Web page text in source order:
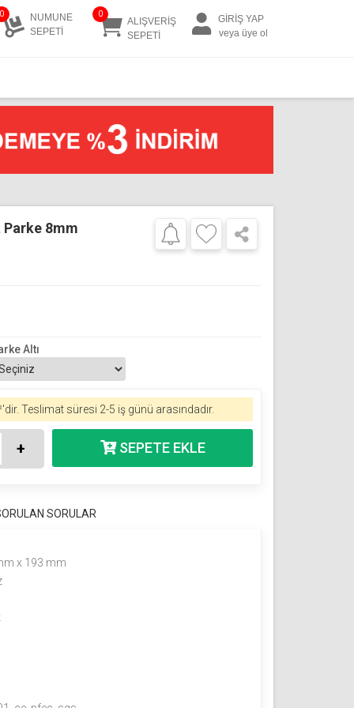
0
NUMUNE
SEPETİ
0
ALIŞVERİŞ
SEPETİ
GİRİŞ YAP
veya üye ol
8mm
Altı
Teslimat süresi 2-5 iş günü arasındadır.
+
SORULAR
x 193 mm